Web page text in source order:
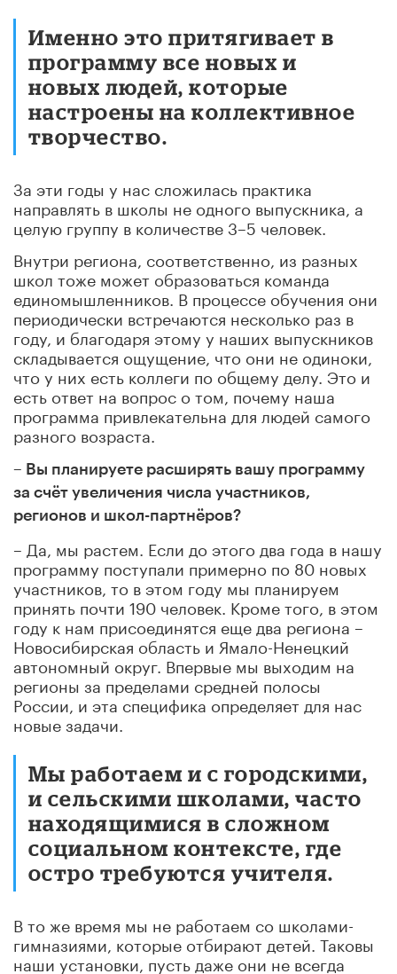
Именно это притягивает в
программу все новых и
новых людей, которые
настроены на коллективное
творчество.
За эти годы у нас сложилась практика
направлять в школы не одного выпускника, а
целую группу в количестве 3–5 человек.
Внутри региона, соответственно, из разных
школ тоже может образоваться команда
единомышленников. В процессе обучения они
периодически встречаются несколько раз в
году, и благодаря этому у наших выпускников
складывается ощущение, что они не одиноки,
что у них есть коллеги по общему делу. Это и
есть ответ на вопрос о том, почему наша
программа привлекательна для людей самого
разного возраста.
– Вы планируете расширять вашу программу
за счёт увеличения числа участников,
регионов и школ-партнёров?
– Да, мы растем. Если до этого два года в нашу
программу поступали примерно по 80 новых
участников, то в этом году мы планируем
принять почти 190 человек. Кроме того, в этом
году к нам присоединятся еще два региона –
Новосибирская область и Ямало-Ненецкий
автономный округ. Впервые мы выходим на
регионы за пределами средней полосы
России, и эта специфика определяет для нас
новые задачи.
Мы работаем и с городскими,
и сельскими школами, часто
находящимися в сложном
социальном контексте, где
остро требуются учителя.
В то же время мы не работаем со школами-
гимназиями, которые отбирают детей. Таковы
наши установки, пусть даже они не всегда